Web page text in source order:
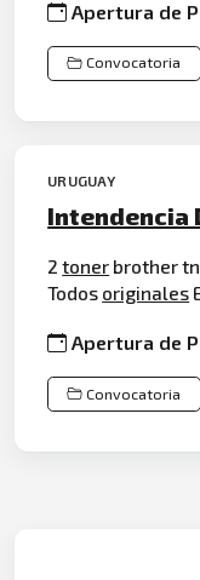
Apertura de
Convocatoria
URUGUAY
Intendencia
2toner brother
Todos originales
Apertura de
Convocatoria